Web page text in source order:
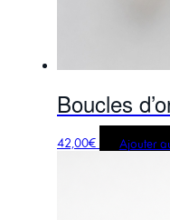
Boucles
42,00€ Ajouter